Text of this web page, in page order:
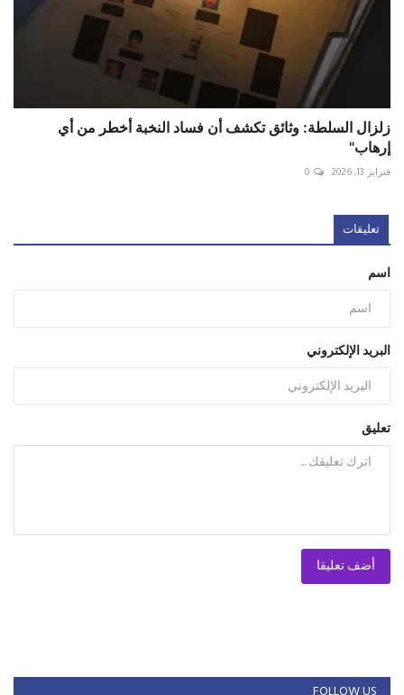
زلزال السلطة: وثائق تكشف أن فساد النخبة أخطر من أي
إرهاب"
فبراير 13, 2026 0
تعليقات
اسم
البريد الإلكتروني
تعليق
أضف تعليقا